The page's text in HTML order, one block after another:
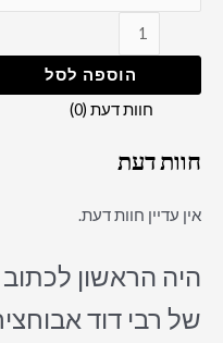
הוספה לסל
חוות דעת (0)
חוות דעת
אין עדיין חוות דעת.
של רבי דוד